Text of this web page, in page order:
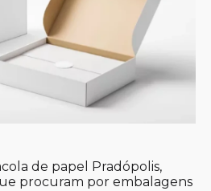
de papel Pradópolis,
procuram por embalagens